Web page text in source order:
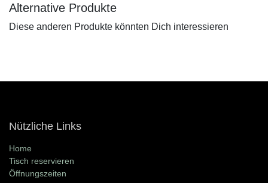
Alternative Produkte
Diese anderen Produkte könnten Dich interessieren
Nützliche Links
Home
Tisch reservieren
Öffnungszeiten